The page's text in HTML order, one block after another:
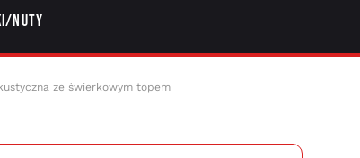
Nuty
ze świerkowym topem